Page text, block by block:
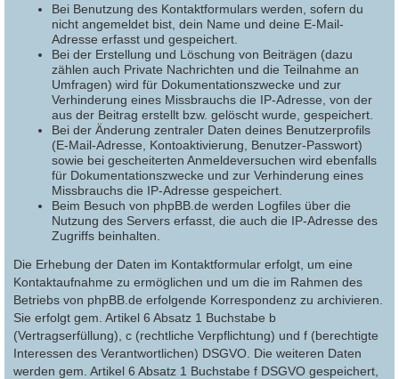
Bei Benutzung des Kontaktformulars werden, sofern du
nicht angemeldet bist, dein Name und deine E-Mail-
Adresse erfasst und gespeichert.
Bei der Erstellung und Löschung von Beiträgen (dazu
zählen auch Private Nachrichten und die Teilnahme an
Umfragen) wird für Dokumentationszwecke und zur
Verhinderung eines Missbrauchs die IP-Adresse, von der
aus der Beitrag erstellt bzw. gelöscht wurde, gespeichert.
Bei der Änderung zentraler Daten deines Benutzerprofils
(E-Mail-Adresse, Kontoaktivierung, Benutzer-Passwort)
sowie bei gescheiterten Anmeldeversuchen wird ebenfalls
für Dokumentationszwecke und zur Verhinderung eines
Missbrauchs die IP-Adresse gespeichert.
Beim Besuch von phpBB.de werden Logfiles über die
Nutzung des Servers erfasst, die auch die IP-Adresse des
Zugriffs beinhalten.
Die Erhebung der Daten im Kontaktformular erfolgt, um eine
Kontaktaufnahme zu ermöglichen und um die im Rahmen des
Betriebs von phpBB.de erfolgende Korrespondenz zu archivieren.
Sie erfolgt gem. Artikel 6 Absatz 1 Buchstabe b
(Vertragserfüllung), c (rechtliche Verpflichtung) und f (berechtigte
Interessen des Verantwortlichen) DSGVO. Die weiteren Daten
werden gem. Artikel 6 Absatz 1 Buchstabe f DSGVO gespeichert,